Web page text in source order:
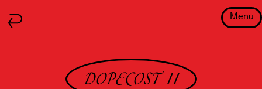
Menu
DOPECOST II